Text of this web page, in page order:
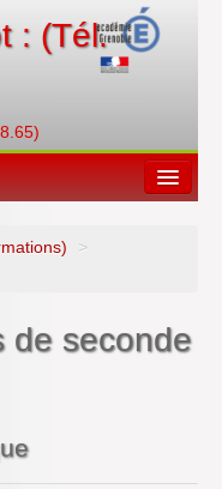
: (Tél.
>
de seconde